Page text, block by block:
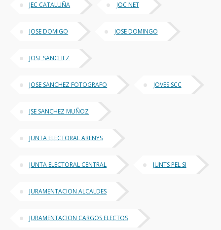
JEC CATALUÑA JOC NET
JOSE DOMIGO JOSE DOMINGO
JOSE SANCHEZ
JOSE SANCHEZ FOTOGRAFO JOVES SCC
JSE SANCHEZ MUÑOZ
JUNTA ELECTORAL ARENYS
JUNTA ELECTORAL CENTRAL JUNTS PEL SI
JURAMENTACION ALCALDES
JURAMENTACION CARGOS ELECTOS